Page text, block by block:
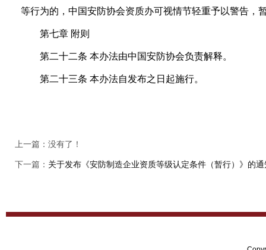
等行为的，中国安防协会资质办可视情节轻重予以警告，
第七章 附则
第二十二条 本办法由中国安防协会负责解释。
第二十三条 本办法自发布之日起施行。
上一篇：没有了！
下一篇： 关于发布《安防制造企业资质等级认定条件（暂行）》的通